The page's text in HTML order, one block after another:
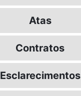
Atas
Contratos
Esclarecimentos